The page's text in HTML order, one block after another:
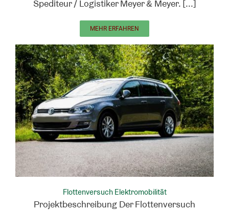
Spediteur / Logistiker Meyer & Meyer. [...]
MEHR ERFAHREN
Flottenversuch Elektromobilität
Projektbeschreibung Der Flottenversuch